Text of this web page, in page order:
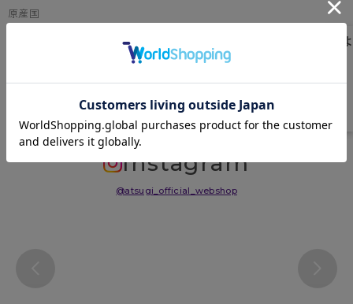
原産国
Instagram
@atsugi_official_webshop